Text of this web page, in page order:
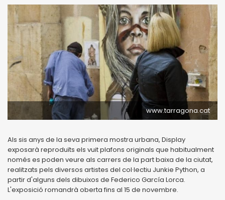
www.tarragona.cat
Als sis anys de la seva primera mostra urbana, Display
exposarà reproduïts els vuit plafons originals que habitualment
només es poden veure als carrers de la part baixa de la ciutat,
realitzats pels diversos artistes del col·lectiu Junkie Python, a
partir d'alguns dels dibuixos de Federico García Lorca.
L'exposició romandrà oberta fins al 15 de novembre.